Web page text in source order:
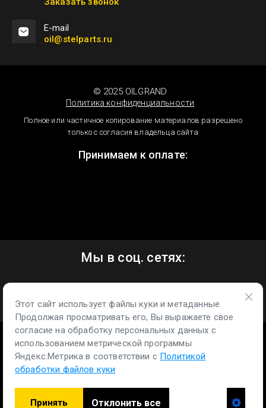
Е-mail
oil@stelparts.ru
© 2025 OILGRAND
Политика конфиденциальности
Полное или частичное копирование материалов разрешено
только с согласия владельца сайта
Принимаем к оплате:
Мы в соц. сетях:
Этот сайт использует файлы куки и метаданные.
Продолжая просматривать его, Вы выражаете свое
согласие на обработку персональных данных с
использованием метрической программы
Яндекс.Метрика в соответствии с Политикой
обработки файлов куки
Принять Отклонить все